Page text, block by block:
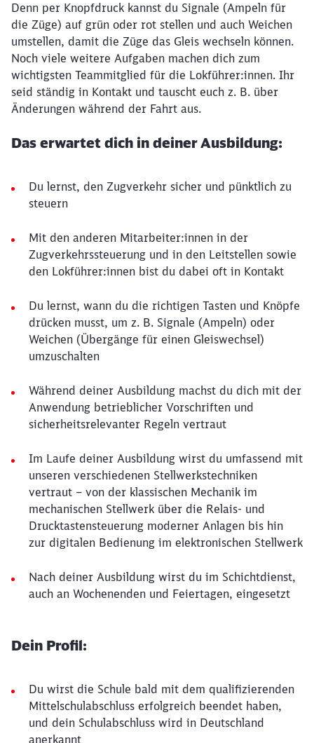
Denn per Knopfdruck kannst du Signale (Ampeln für
die Züge) auf grün oder rot stellen und auch Weichen
umstellen, damit die Züge das Gleis wechseln können.
Noch viele weitere Aufgaben machen dich zum
wichtigsten Teammitglied für die Lokführer:innen. Ihr
seid ständig in Kontakt und tauscht euch z. B. über
Änderungen während der Fahrt aus.
Das erwartet dich in deiner Ausbildung:
Du lernst, den Zugverkehr sicher und pünktlich zu
steuern
Mit den anderen Mitarbeiter:innen in der
Zugverkehrssteuerung und in den Leitstellen sowie
den Lokführer:innen bist du dabei oft in Kontakt
Du lernst, wann du die richtigen Tasten und Knöpfe
drücken musst, um z. B. Signale (Ampeln) oder
Weichen (Übergänge für einen Gleiswechsel)
umzuschalten
Während deiner Ausbildung machst du dich mit der
Anwendung betrieblicher Vorschriften und
sicherheitsrelevanter Regeln vertraut
Im Laufe deiner Ausbildung wirst du umfassend mit
unseren verschiedenen Stellwerkstechniken
vertraut – von der klassischen Mechanik im
mechanischen Stellwerk über die Relais- und
Drucktastensteuerung moderner Anlagen bis hin
zur digitalen Bedienung im elektronischen Stellwerk
Nach deiner Ausbildung wirst du im Schichtdienst,
auch an Wochenenden und Feiertagen, eingesetzt
Dein Profil:
Du wirst die Schule bald mit dem qualifizierenden
Mittelschulabschluss erfolgreich beendet haben,
und dein Schulabschluss wird in Deutschland
anerkannt